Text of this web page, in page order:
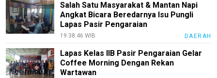
Salah Satu Masyarakat & Mantan Napi
Angkat Bicara Beredarnya Isu Pungli
Lapas Pasir Pengaraian
19:38:46 WIB DAERAH
Lapas Kelas IIB Pasir Pengaraian Gelar
Coffee Morning Dengan Rekan
Wartawan